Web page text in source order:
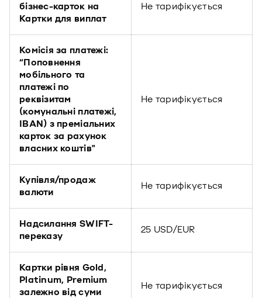
бізнес-карток на
Картки для виплат
Не тарифікується
Комісія за платежі:
“Поповнення
мобільного та
платежі по
реквізитам
(комунальні платежі,
IBAN) з преміальних
карток за рахунок
власних коштів"
Не тарифікується
Купівля/продаж
валюти
Не тарифікується
Надсилання SWIFT-
переказу
25 USD/EUR
Картки рівня Gold,
Platinum, Premium
залежно від суми
Не тарифікується